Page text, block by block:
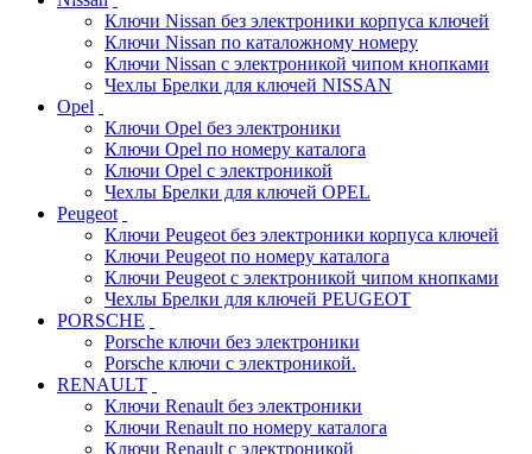
Ключи Nissan без электроники корпуса ключей
Ключи Nissan по каталожному номеру
Ключи Nissan с электроникой чипом кнопками
Чехлы Брелки для ключей NISSAN
Opel
Ключи Opel без электроники
Ключи Opel по номеру каталога
Ключи Opel с электроникой
Чехлы Брелки для ключей OPEL
Peugeot
Ключи Peugeot без электроники корпуса ключей
Ключи Peugeot по номеру каталога
Ключи Peugeot с электроникой чипом кнопками
Чехлы Брелки для ключей PEUGEOT
PORSCHE
Porsche ключи без электроники
Porsche ключи с электроникой.
RENAULT
Ключи Renault без электроники
Ключи Renault по номеру каталога
Ключи Renault с электроникой